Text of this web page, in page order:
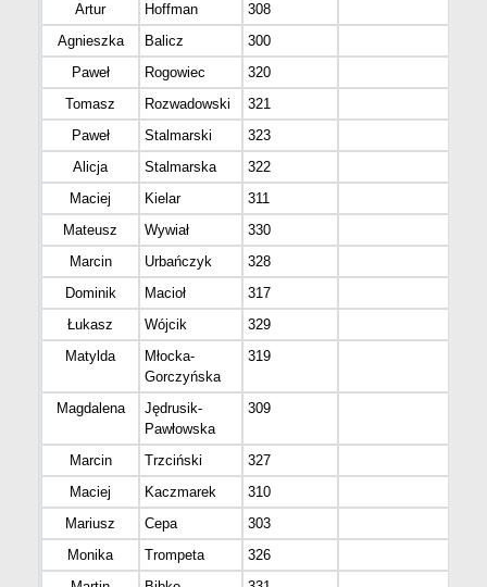
Artur
Hoffman 308
Agnieszka
Balicz 300
Paweł
Rogowiec 320
Tomasz
Rozwadowski 321
Paweł
Stalmarski 323
Alicja
Stalmarska 322
Maciej
Kielar 311
Mateusz
Wywiał 330
Marcin
Urbańczyk 328
Dominik
Macioł 317
Łukasz
Wójcik 329
Matylda
Młocka-
Gorczyńska
319
Magdalena
Jędrusik-
Pawłowska
309
Marcin Trzciński 327
Maciej
Kaczmarek 310
Mariusz
Cepa 303
Monika
Trompeta 326